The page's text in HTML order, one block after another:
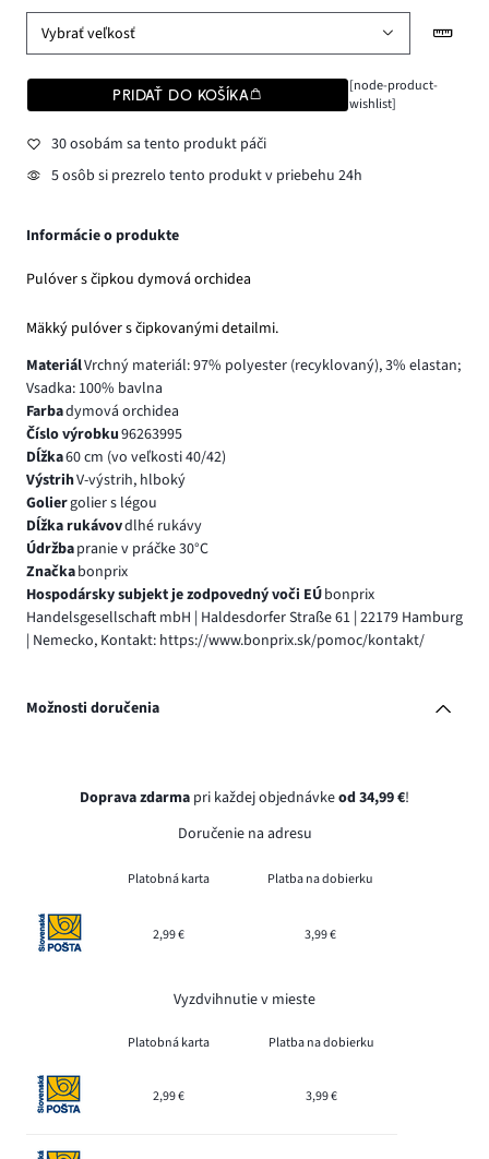
Vybrať veľkosť
PRIDAŤ DO KOŠÍKA
[node-product-
wishlist]
30 osobám sa tento produkt páči
5 osôb si prezrelo tento produkt v priebehu 24h
Informácie o produkte
Pulóver s čipkou dymová orchidea
Mäkký pulóver s čipkovanými detailmi.
MateriálVrchný materiál: 97% polyester (recyklovaný), 3% elastan;
Vsadka: 100% bavlna
Farbadymová orchidea
Číslo výrobku96263995
Dĺžka60 cm (vo veľkosti 40/42)
VýstrihV-výstrih, hlboký
Goliergolier s légou
Dĺžka rukávovdlhé rukávy
Údržbapranie v práčke 30°C
Značkabonprix
Hospodársky subjekt je zodpovedný voči EÚbonprix
Handelsgesellschaft mbH | Haldesdorfer Straße 61 | 22179 Hamburg
| Nemecko, Kontakt: https://www.bonprix.sk/pomoc/kontakt/
Možnosti doručenia
Doprava zdarma pri každej objednávkeod 34,99 €!
Doručenie na adresu
Platobná karta Platba na dobierku
2,99 € 3,99 €
Vyzdvihnutie v mieste
Platobná karta Platba na dobierku
2,99 € 3,99 €